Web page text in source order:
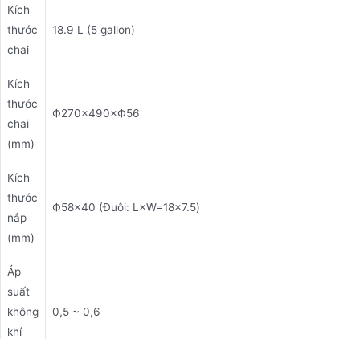
Kích
thước
chai
18.9 L (5 gallon)
Kích
thước
chai
(mm)
Ф270×490×Ф56
Kích
thước
nắp
(mm)
Ф58×40 (Đuôi: L×W=18×7.5)
Áp
suất
không
khí
0,5 ~ 0,6